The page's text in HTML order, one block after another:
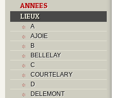
ANNEES
LIEUX
A
AJOIE
B
BELLELAY
C
COURTELARY
D
DELEMONT